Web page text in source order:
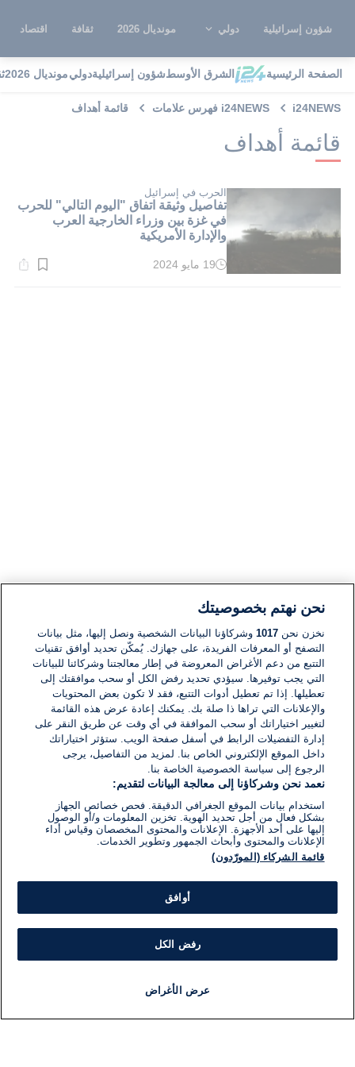
شؤون إسرائيلية دولي مونديال 2026 ثقافة اقتصاد
الصفحة الرئيسية الشرق الأوسطشؤون إسرائيليةدوليمونديال 2026
i24NEWS i24NEWS فهرس علامات قائمة أهداف
قائمة أهداف
الحرب في إسرائيل
تفاصيل وثيقة اتفاق "اليوم التالي" للحرب
في غزة بين وزراء الخارجية العرب
والإدارة الأمريكية
وقت
19 مايو 2024
نحن نهتم بخصوصيتك
نخزن نحن1017 وشركاؤنا البيانات الشخصية ونصل إليها، مثل بيانات
التصفح أو المعرفات الفريدة، على جهازك. يُمكّن تحديد أوافق تقنيات
التتبع من دعم الأغراض المعروضة في إطار معالجتنا وشركائنا للبيانات
التي يجب توفيرها. سيؤدي تحديد رفض الكل أو سحب موافقتك إلى
تعطيلها. إذا تم تعطيل أدوات التتبع، فقد لا تكون بعض المحتويات
والإعلانات التي تراها ذا صلة بك. يمكنك إعادة عرض هذه القائمة
لتغيير اختياراتك أو سحب الموافقة في أي وقت عن طريق النقر على
إدارة التفضيلات الرابط في أسفل صفحة الويب. ستؤثر اختياراتك
داخل الموقع الإلكتروني الخاص بنا. لمزيد من التفاصيل، يرجى
الرجوع إلى سياسة الخصوصية الخاصة بنا.
نعمد نحن وشركاؤنا إلى معالجة البيانات لتقديم:
استخدام بيانات الموقع الجغرافي الدقيقة. فحص خصائص الجهاز
بشكل فعال من أجل تحديد الهوية. تخزين المعلومات و/أو الوصول
إليها على أحد الأجهزة. الإعلانات والمحتوى المخصصان وقياس أداء
الإعلانات والمحتوى وأبحاث الجمهور وتطوير الخدمات.
قائمة الشركاء (المورّدون)
أوافق
رفض الكل
عرض الأغراض